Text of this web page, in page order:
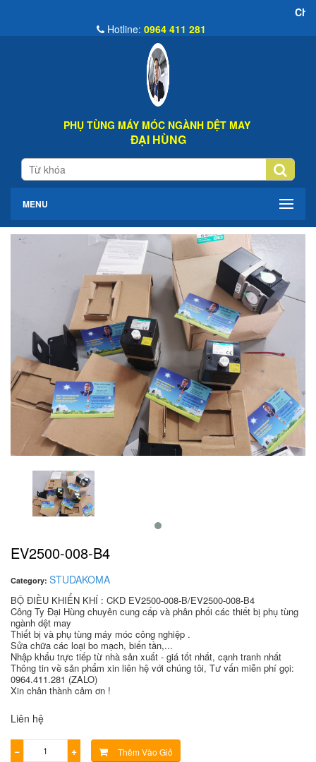
Chào Mừng Đến
Hotline: 0964 411 281
PHỤ TÙNG MÁY MÓC NGÀNH DỆT MAY
ĐẠI HÙNG
MENU
EV2500-008-B4
Category: STUDAKOMA
BỘ ĐIỀU KHIỂN KHÍ : CKD EV2500-008-B/EV2500-008-B4
Công Ty Đại Hùng chuyên cung cấp và phân phối các thiết bị phụ tùng
ngành dệt may
Thiết bị và phụ tùng máy móc công nghiệp .
Sửa chữa các loại bo mạch, biến tần,...
Nhập khẩu trực tiếp từ nhà sản xuất - giá tốt nhất, cạnh tranh nhất
Thông tin về sản phẩm xin liên hệ với chúng tôi, Tư vấn miễn phí gọi:
0964.411.281 (ZALO)
Xin chân thành cảm ơn !
Liên hệ
− + Thêm Vào Giỏ